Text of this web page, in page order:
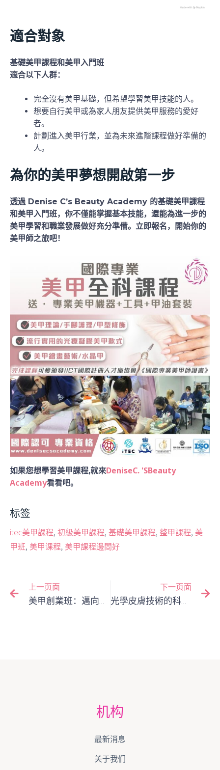
適合對象
基礎美甲課程和美甲入門班
適合以下人群：
完全沒有美甲基礎，但希望學習美甲技能的人。
想要自行美甲或為家人朋友提供美甲服務的愛好
者。
計劃進入美甲行業，並為未來進階課程做好準備的
人。
為你的美甲夢想開啟第一步
透過 Denise C’s Beauty Academy 的基礎美甲課程
和美甲入門班，你不僅能掌握基本技能，還能為進一步的
美甲學習和職業發展做好充分準備。立即報名，開始你的
美甲師之旅吧！
如果您想學習美甲課程,就來DeniseC. 'SBeauty
Academy看看吧。
标签
itec美甲課程, 初級美甲課程, 基礎美甲課程, 整甲課程, 美
甲班, 美甲课程, 美甲課程邊間好
上一页面
美甲創業班：邁向美甲事業成功的第一步
下一页面
光學皮膚技術的科學原理：光如何改善肌膚問題？專業技術師深度解析
机构
最新消息
关于我们